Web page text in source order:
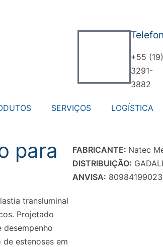
+55 (19)
3291-
3882
SERVIÇOS LOGÍSTICA
para
transluminal
Projetado
estenoses em
FABRICANTE: Natec
DISTRIBUIÇÃO:
ANVISA: 80984199023